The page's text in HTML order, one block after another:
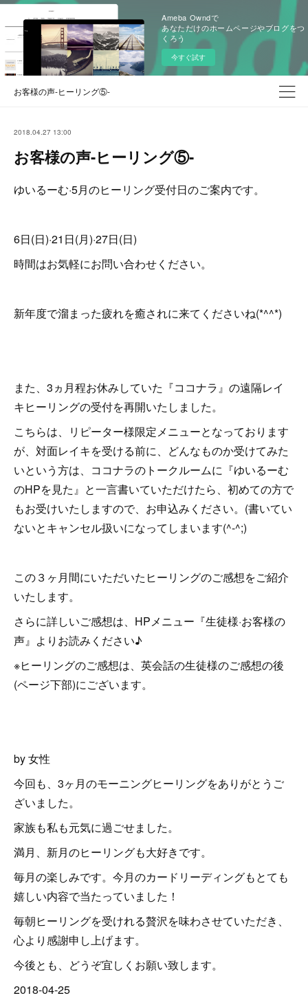
Ameba Owndで
あなただけのホームページやブログをつ
くろう
今すぐ試す
お客様の声-ヒーリング⑤-
2018.04.27 13:00
お客様の声-ヒーリング⑤-
ゆいるーむ·5月のヒーリング受付日のご案内です。
6日(日)·21日(月)·27日(日)
時間はお気軽にお問い合わせください。
新年度で溜まった疲れを癒されに来てくださいね(*^^*)
また、3ヵ月程お休みしていた『ココナラ』の遠隔レイ
キヒーリングの受付を再開いたしました。
こちらは、リピーター様限定メニューとなっております
が、対面レイキを受ける前に、どんなものか受けてみた
いという方は、ココナラのトークルームに『ゆいるーむ
のHPを見た』と一言書いていただけたら、初めての方で
もお受けいたしますので、お申込みください。(書いてい
ないとキャンセル扱いになってしまいます(^-^;)
この３ヶ月間にいただいたヒーリングのご感想をご紹介
いたします。
さらに詳しいご感想は、HPメニュー『生徒様·お客様の
声』よりお読みください♪
※ヒーリングのご感想は、英会話の生徒様のご感想の後
(ページ下部)にございます。
by 女性
今回も、3ヶ月のモーニングヒーリングをありがとうご
ざいました。
家族も私も元気に過ごせました。
満月、新月のヒーリングも大好きです。
毎月の楽しみです。今月のカードリーディングもとても
嬉しい内容で当たっていました！
毎朝ヒーリングを受けれる贅沢を味わさせていただき、
心より感謝申し上げます。
今後とも、どうぞ宜しくお願い致します。
2018-04-25